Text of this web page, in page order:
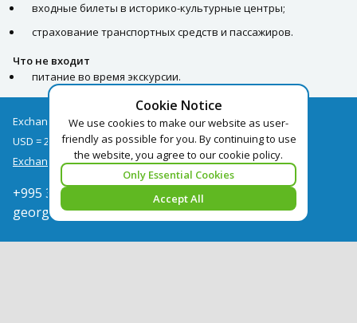
входные билеты в историко-культурные центры;
страхование транспортных средств и пассажиров.
Что не входит
питание во время экскурсии.
Cookie Notice
We use cookies to make our website as user-
friendly as possible for you. By continuing to use
the website, you agree to our cookie policy.
Only Essential Cookies
Accept All
Exchange rates as of 07/08
USD = 2.67
EUR = 3.09
Exchange rate archive
+995 322050666
georgia@pegast.ge